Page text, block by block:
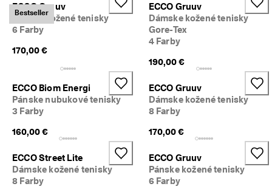
Bestseller
ECCO Gruuv
Pánske kožené tenisky
6 Farby
170,00 €
ECCO Gruuv
Dámske kožené tenisky
Gore-Tex
4 Farby
190,00 €
ECCO Biom Energi
Pánske nubukové tenisky
3 Farby
160,00 €
ECCO Gruuv
Dámske kožené tenisky
8 Farby
170,00 €
ECCO Street Lite
Dámske kožené tenisky
8 Farby
ECCO Gruuv
Pánske kožené tenisky
6 Farby